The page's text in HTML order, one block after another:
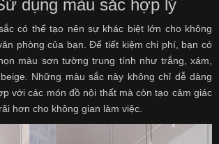
dụng màu sắc hợp lý
có thể tạo nên sự khác biệt lớn cho không
phòng của bạn. Để tiết kiệm chi phí, bạn có
màu sơn tường trung tính như trắng, xám,
Những màu sắc này không chỉ dễ dàng
với các món đồ nội thất mà còn tạo cảm giác
hơn cho không gian làm việc.